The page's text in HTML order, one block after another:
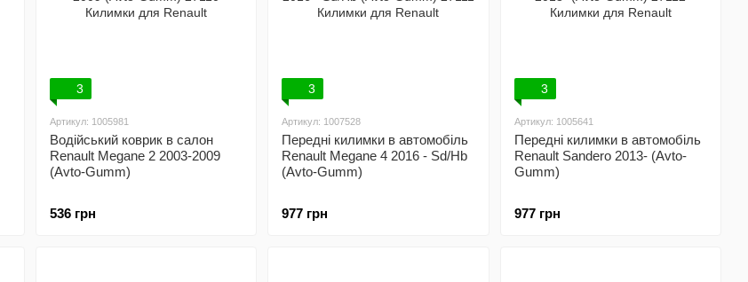
3
Артикул: 1005981
Водійський коврик в салон
Renault Megane 2 2003-2009
(Avto-Gumm)
536 грн
3
Артикул: 1007528
Передні килимки в автомобіль
Renault Megane 4 2016 - Sd/Hb
(Avto-Gumm)
977 грн
3
Артикул: 1005641
Передні килимки в автомобіль
Renault Sandero 2013- (Avto-
Gumm)
977 грн